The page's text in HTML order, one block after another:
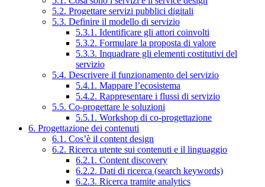
5.2. Progettare servizi pubblici digitali
5.3. Definire il modello di servizio
5.3.1. Identificare gli attori coinvolti
5.3.2. Formulare la proposta di valore
5.3.3. Inquadrare gli elementi costitutivi del
servizio
5.4. Descrivere il funzionamento del servizio
5.4.1. Mappare l’ecosistema
5.4.2. Rappresentare i flussi di servizio
5.5. Co-progettare le soluzioni
5.5.1. Workshop di co-progettazione
6. Progettazione dei contenuti
6.1. Cos’è il content design
6.2. Ricerca utente sui contenuti e il linguaggio
6.2.1. Content discovery
6.2.2. Dati di ricerca (search keywords)
6.2.3. Ricerca tramite analytics